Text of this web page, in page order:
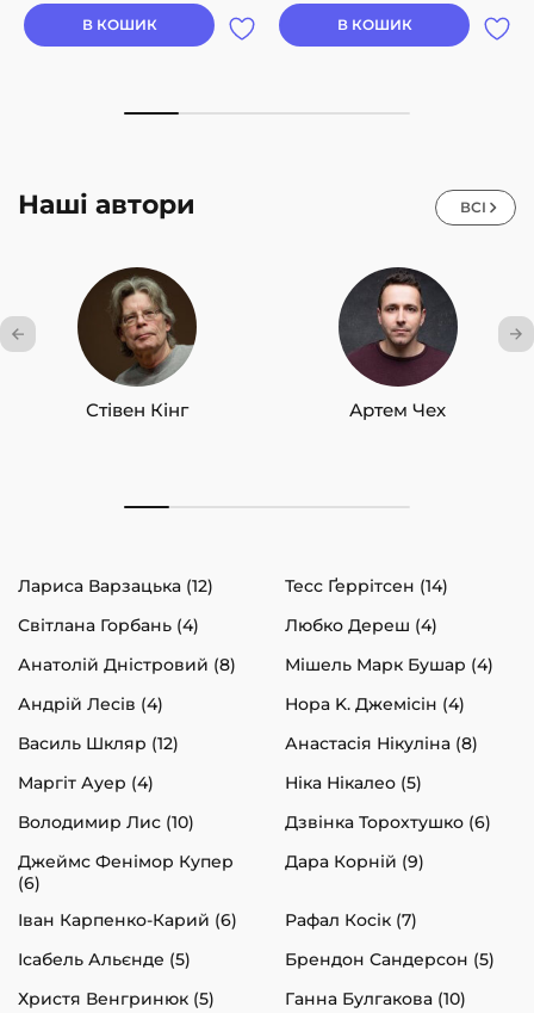
В КОШИК В КОШИК
Наші автори ВСІ
Стівен Кінг Артем Чех
Лариса Варзацька (12)
Тесс Ґеррітсен (14)
Світлана Горбань (4)
Любко Дереш (4)
Анатолій Дністровий (8)
Мішель Марк Бушар (4)
Андрій Лесів (4)
Нора K. Джемісін (4)
Василь Шкляр (12)
Анастасія Нікуліна (8)
Маргіт Ауер (4)
Ніка Нікалео (5)
Володимир Лис (10)
Дзвінка Торохтушко (6)
Джеймс Фенімор Купер
(6)
Дара Корній (9)
Іван Карпенко-Карий (6)
Рафал Косік (7)
Ісабель Альєнде (5)
Брендон Сандерсон (5)
Христя Венгринюк (5)
Ганна Булгакова (10)